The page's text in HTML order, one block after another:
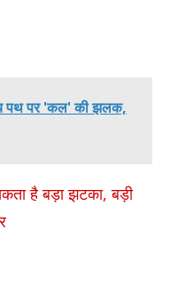
पथ पर 'कल' की झलक,
है बड़ा झटका, बड़ी